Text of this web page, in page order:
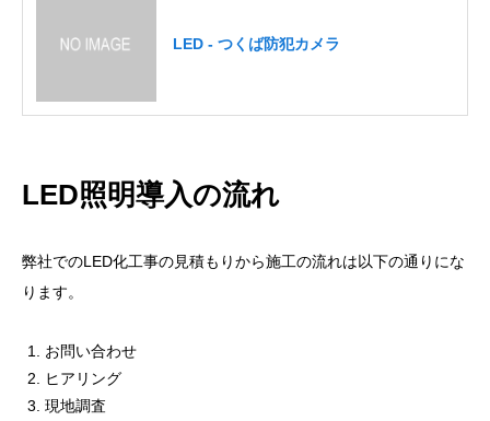
LED - つくば防犯カメラ
LED照明導入の流れ
弊社でのLED化工事の見積もりから施工の流れは以下の通りにな
ります。
お問い合わせ
ヒアリング
現地調査